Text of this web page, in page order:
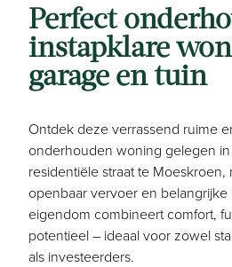
Perfect
instapklare
garage en tuin
Ontdek deze verrassend ruime
onderhouden woning gelegen
residentiële straat te
openbaar vervoer en
eigendom combineert comfort,
potentieel – ideaal voor zowel
als investeerders.